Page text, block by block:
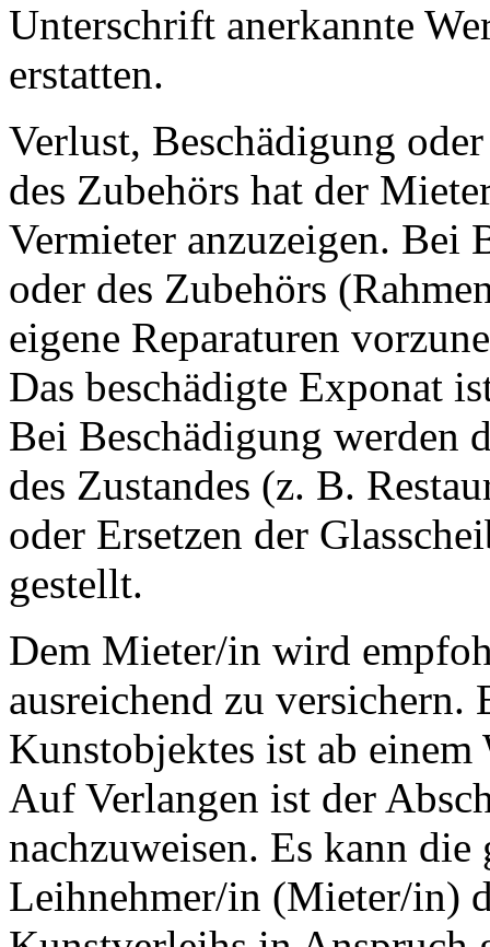
Unterschrift anerkannte
erstatten.
Verlust, Beschädigung
des Zubehörs hat der
Vermieter anzuzeigen. Bei
oder des Zubehörs
eigene Reparaturen
Das beschädigte Exponat
Bei Beschädigung werden
des Zustandes (z. B.
oder Ersetzen der
gestellt.
Dem Mieter/in wird
ausreichend zu versichern.
Kunstobjektes ist ab
Auf Verlangen ist der
nachzuweisen. Es kann
Leihnehmer/in (Mieter/in)